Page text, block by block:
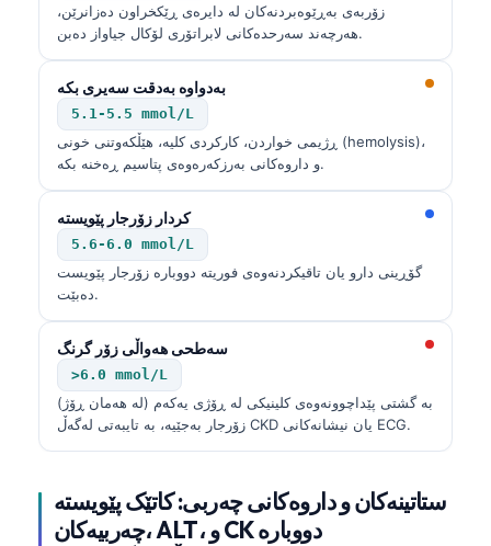
زۆربەی بەڕێوەبردنەکان لە دایرەی ڕێکخراون دەزانرێن،
هەرچەند سەرحدەکانی لابراتۆری لۆکال جیاواز دەبن.
بەدواوە بەدقت سەیری بکە
5.1-5.5 mmol/L
ڕژیمی خواردن، کارکردی کلیە، هێڵکەوتنی خونی (hemolysis)،
و داروەکانی بەرزکەرەوەی پتاسیم ڕەخنە بکە.
کردار زۆرجار پێویستە
5.6-6.0 mmol/L
گۆڕینی دارو یان تاقیکردنەوەی فوریتە دووبارە زۆرجار پێویست
دەبێت.
سەطحی هەواڵی زۆر گرنگ
>6.0 mmol/L
بە گشتی پێداچوونەوەی کلینیکی لە ڕۆژی یەکەم (لە هەمان ڕۆژ)
زۆرجار بەجێیە، بە تایبەتی لەگەڵ CKD یان نیشانەکانی ECG.
ستاتینەکان و داروەکانی چەربی: کاتێک پێویستە
چەربیەکان، ALT، و CK دووبارە